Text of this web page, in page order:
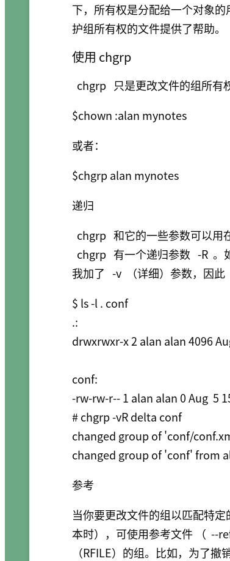
下，所有权是分配给一个对象的
护组所有权的文件提供了帮助。
使用 chgrp
chgrp 只是更改文件的组所有
$chown :alan mynotes
或者：
$chgrp alan mynotes
递归
chgrp 和它的一些参数可以用
chgrp 有一个递归参数 -R 。
我加了 -v （详细）参数，因此
$ ls -l . conf
.:
drwxrwxr-x 2 alan alan 4096
conf:
-rw-rw-r-- 1 alan alan 0 Aug  5
# chgrp -vR delta conf
changed group of 'conf/
changed group of 'conf' from
参考
当你要更改文件的组以匹配特
本时），可使用参考文件 （ --
（RFILE）的组。比如，为了